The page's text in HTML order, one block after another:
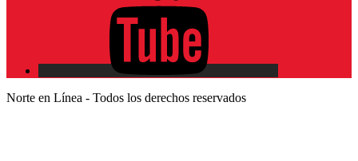
Norte en Línea - Todos los derechos reservados